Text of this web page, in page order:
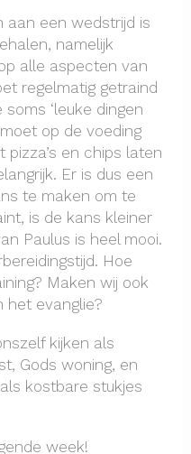
aan een wedstrijd is
namelijk
alle aspecten van
regelmatig getraind
‘leuke dingen
op de voeding
en chips laten
Er is dus een
te maken om te
is de kans kleiner
Paulus is heel mooi.
Hoe
Maken wij ook
het evanglie?
kijken als
Gods woning, en
kostbare stukjes
week!